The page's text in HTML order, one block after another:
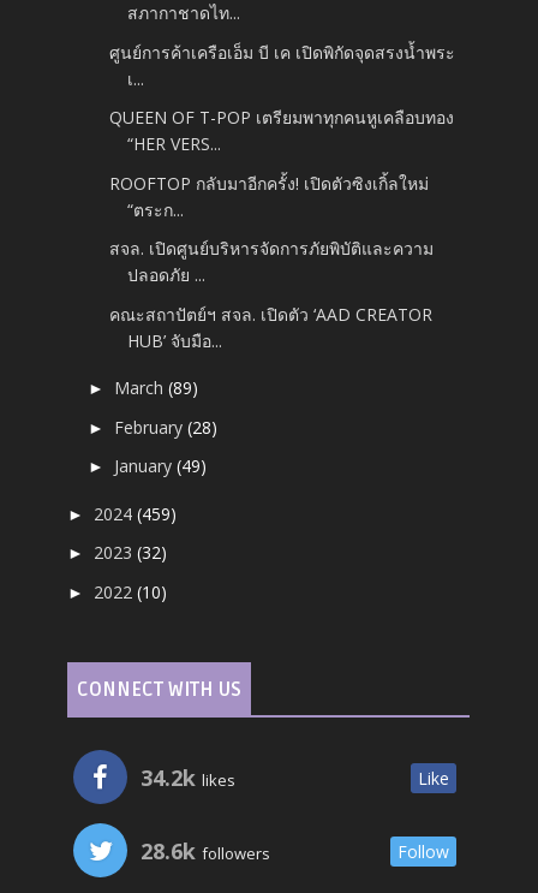
สภากาชาดไท...
ศูนย์การค้าเครือเอ็ม บี เค เปิดพิกัดจุดสรงน้ำพระ
เ...
QUEEN OF T-POP เตรียมพาทุกคนหูเคลือบทอง
“HER VERS...
ROOFTOP กลับมาอีกครั้ง! เปิดตัวซิงเกิ้ลใหม่
“ตระก...
สจล. เปิดศูนย์บริหารจัดการภัยพิบัติและความ
ปลอดภัย ...
คณะสถาปัตย์ฯ สจล. เปิดตัว ‘AAD CREATOR
HUB’ จับมือ...
► March(89)
► February(28)
► January(49)
► 2024(459)
► 2023(32)
► 2022(10)
CONNECT WITH US
34.2k likes Like
28.6k followers Follow